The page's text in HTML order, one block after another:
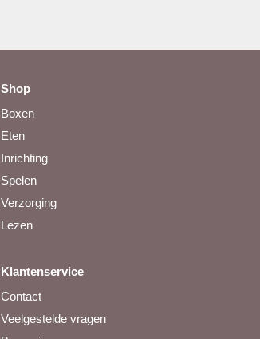
Shop
Boxen
Eten
Inrichting
Spelen
Verzorging
Lezen
Klantenservice
Contact
Veelgestelde vragen